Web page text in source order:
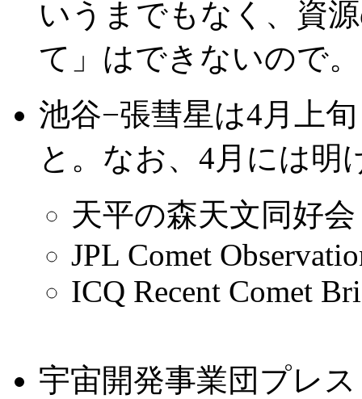
いうまでもなく、資
て」はできないので。
池谷−張彗星は4月上
と。なお、4月には明
天平の森天文同好
JPL Comet
ICQ Recent Comet
宇宙開発事業団プレ